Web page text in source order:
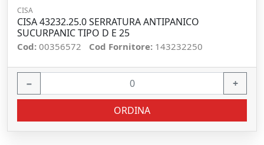
CISA
CISA 43232.25.0 SERRATURA ANTIPANICO
SUCURPANIC TIPO D E 25
Cod: 00356572 Cod Fornitore: 143232250
− +
ORDINA